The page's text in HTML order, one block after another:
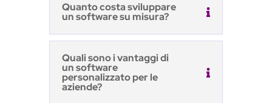
Quanto costa sviluppare
un software su misura?
Quali sono i vantaggi di
un software
personalizzato per le
aziende?